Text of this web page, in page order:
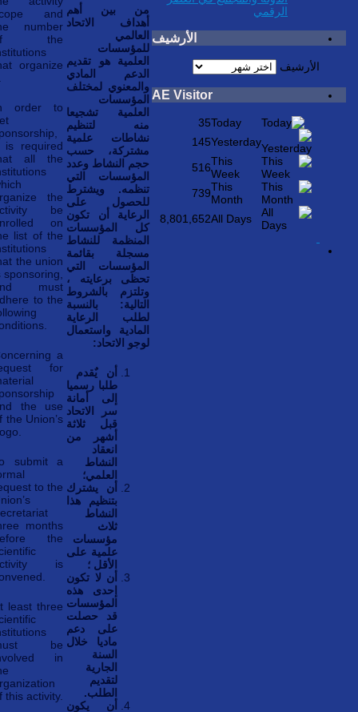
من بين أهم
أهداف الاتحاد
العالمي
للمؤسسات
العلمية هو تقديم
الدعم المادي
والمعنوي لمختلف
المؤسسات
العلمية تشجيعا
منه لتنظيم
نشاطات علمية
مشتركة، حسب
حجم النشاط وعدد
المؤسسات التي
تنظمه. ويشترط
للحصول على
الرعاية أن تكون
كل المؤسسات
المنظمة للنشاط
مسجلة بقائمة
المؤسسات التي
تحظى برعايته ،
وتلتزم بالشروط
التالية: بالنسبة
لطلب الرعاية
المادية واستعمال
لوجو الاتحاد:
أن يٌقدم
طلبا رسميا
إلى أمانة
سر الاتحاد
قبل ثلاثة
أشهر من
انعقاد
النشاط
العلمي؛
أن يشترك
بتنظيم هذا
النشاط
ثلاث
مؤسسات
علمية على
الأقل ؛
أن لا تكون
إحدى هذه
المؤسسات
قد حصلت
على دعم
ماديا خلال
السنة
الجارية
لتقديم
الطلب.
أن يكون
and
number
the
organize
order to
is required
all the
the
be
on
list of the
the union
sponsoring,
must
to the
a
for
the use
the Union’s
submit a
to the
months
the
is
least three
be
in
this activity.
الرقمي
الأرشيف
الأرشيف
AE Visitor
Today
35
Yesterday
145
This
Week
516
This
Month
739
All Days
8,801,652